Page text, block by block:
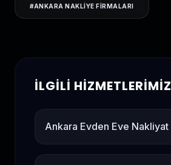
#ANKARA NAKLIYE FIRMALARI
İLGILI HIZMETLERIMIZ
Ankara Evden Eve Nakliyat